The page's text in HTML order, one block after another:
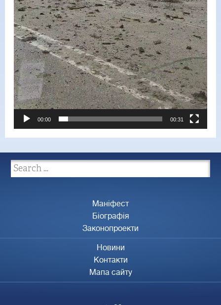
00:00 00:31
Маніфест
Біографія
Законопроекти
Новини
Контакти
Мапа сайту